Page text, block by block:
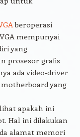
beroperasi
mempunyai
yang
prosesor grafis
ada video-driver
yang
apakah ini
Hal ini dilakukan
alamat memori